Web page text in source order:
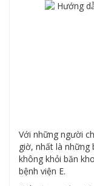
Với những người
giờ, nhất là những
không khỏi băn
bệnh viện E.